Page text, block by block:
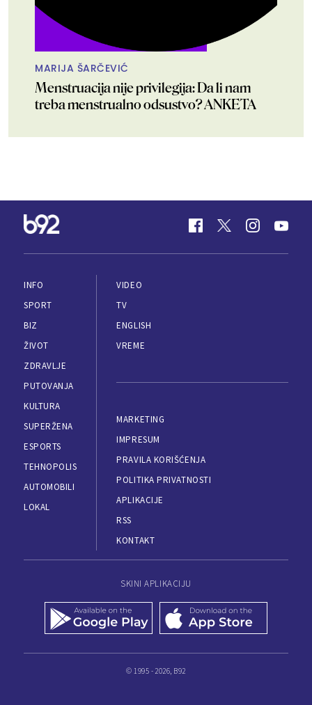
MARIJA ŠARČEVIĆ
Menstruacija nije privilegija: Da li nam
treba menstrualno odsustvo? ANKETA
INFO
SPORT
BIZ
ŽIVOT
ZDRAVLJE
PUTOVANJA
KULTURA
SUPERŽENA
ESPORTS
TEHNOPOLIS
AUTOMOBILI
LOKAL
VIDEO
TV
ENGLISH
VREME
MARKETING
IMPRESUM
PRAVILA KORIŠĆENJA
POLITIKA PRIVATNOSTI
APLIKACIJE
RSS
KONTAKT
SKINI APLIKACIJU
© 1995 - 2026, B92